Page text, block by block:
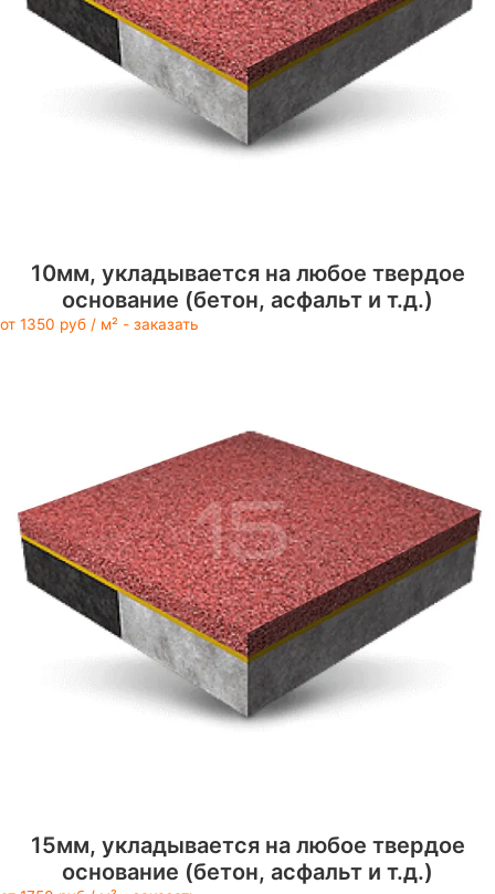
10мм, укладывается на любое твердое
основание (бетон, асфальт и т.д.)
от 1350 руб / м² - заказать
15мм, укладывается на любое твердое
основание (бетон, асфальт и т.д.)